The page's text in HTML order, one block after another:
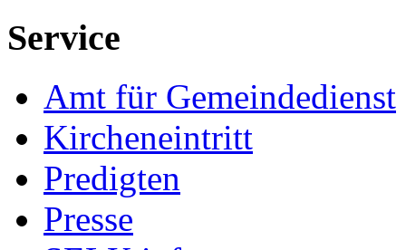
Service
Amt für Gemeindedienst
Kircheneintritt
Predigten
Presse